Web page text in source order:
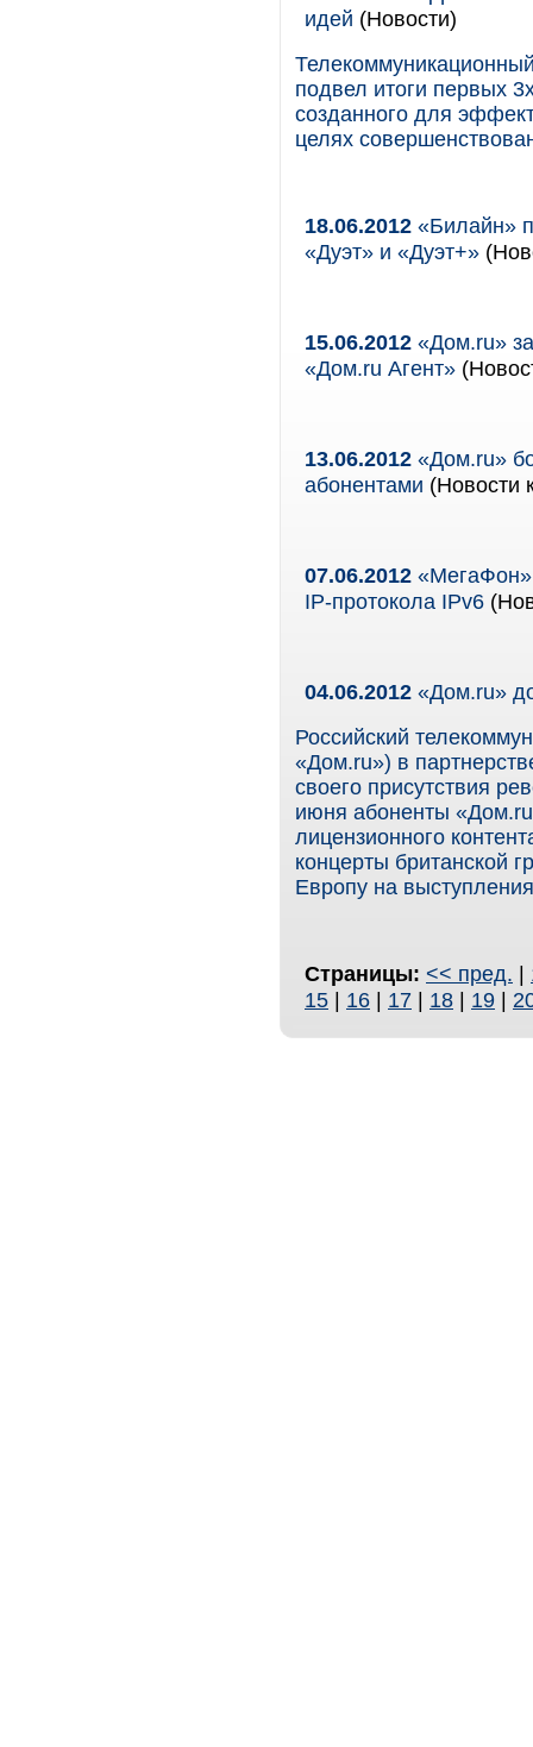
идей (Новости)
подвел итоги первых
созданного для
целях
18.06.2012 «Билайн»
«Дуэт» и «Дуэт+»
15.06.2012 «Дом.ru»
«Дом.ru Агент»
13.06.2012 «Дом.ru»
абонентами (Новости
07.06.2012 «МегаФон»
IP-протокола IPv6
04.06.2012 «Дом.ru»
Российский
«Дом.ru») в
своего присутствия
июня абоненты
лицензионного
концерты британской
Европу на
Страницы: << пред. |
15 | 16 | 17 | 18 | 19 |